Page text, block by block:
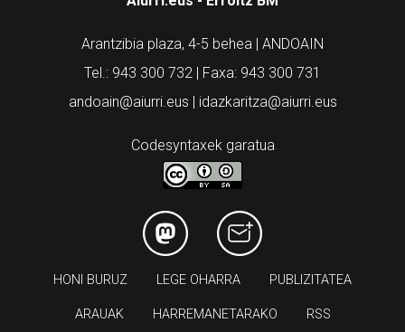
Arantzibia plaza, 4-5 behea | ANDOAIN
Tel.: 943 300 732 | Faxa: 943 300 731
andoain@aiurri.eus | idazkaritza@aiurri.eus
Codesyntaxek garatua
HONI BURUZ LEGE OHARRA PUBLIZITATEA
ARAUAK HARREMANETARAKO RSS